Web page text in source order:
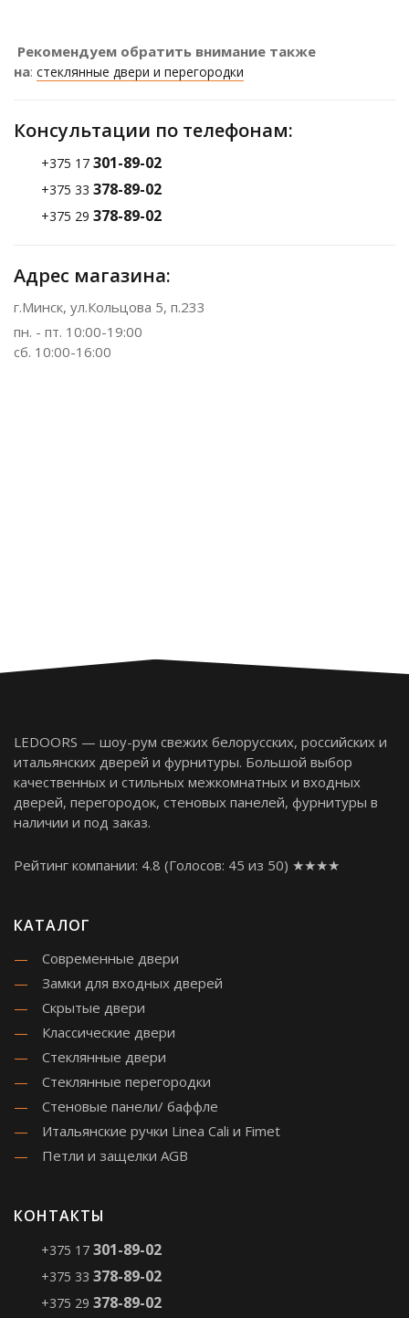
Рекомендуем обратить внимание также
на: стеклянные двери и перегородки
Консультации по телефонам:
+375 17 301-89-02
+375 33 378-89-02
+375 29 378-89-02
Адрес магазина:
г.Минск, ул.Кольцова 5, п.233
пн. - пт. 10:00-19:00
сб. 10:00-16:00
LEDOORS — шоу-рум свежих белорусских, российских и
итальянских дверей и фурнитуры. Большой выбор
качественных и стильных межкомнатных и входных
дверей, перегородок, стеновых панелей, фурнитуры в
наличии и под заказ.
Рейтинг компании: 4.8 (Голосов: 45 из 50) ★★★★
КАТАЛОГ
Современные двери
Замки для входных дверей
Скрытые двери
Классические двери
Стеклянные двери
Стеклянные перегородки
Стеновые панели/ баффле
Итальянские ручки Linea Cali и Fimet
Петли и защелки AGB
КОНТАКТЫ
+375 17 301-89-02
+375 33 378-89-02
+375 29 378-89-02